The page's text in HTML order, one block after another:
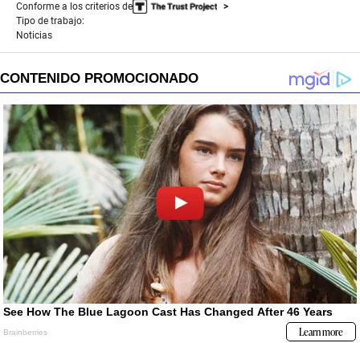
Conforme a los criterios de
Tipo de trabajo:
Noticias